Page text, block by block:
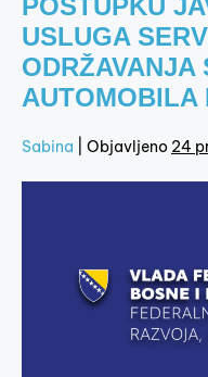
USLUGA
ODRŽAVANJA
AUTOMOBILA
Sabina Objavljeno 24